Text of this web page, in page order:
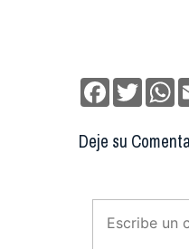
Facebook
Twitter
Deje su